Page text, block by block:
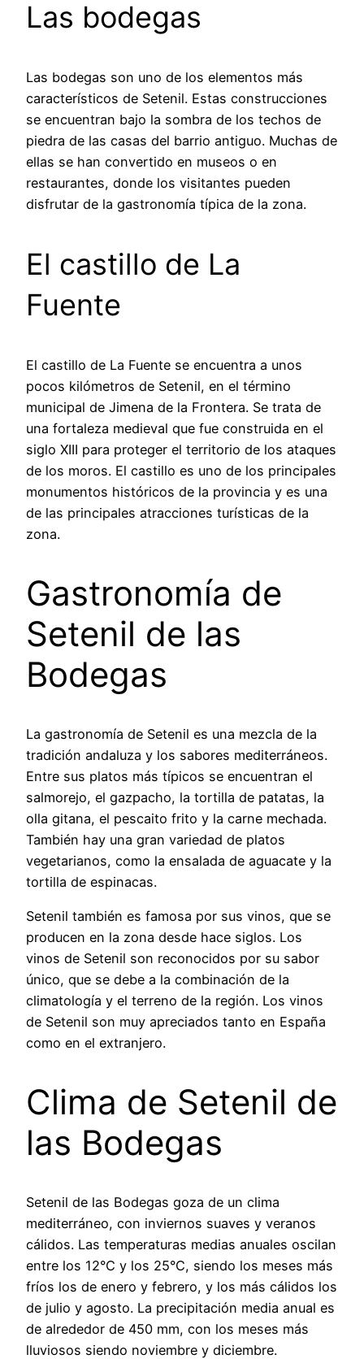
Las bodegas
Las bodegas son uno de los elementos más
característicos de Setenil. Estas construcciones
se encuentran bajo la sombra de los techos de
piedra de las casas del barrio antiguo. Muchas de
ellas se han convertido en museos o en
restaurantes, donde los visitantes pueden
disfrutar de la gastronomía típica de la zona.
El castillo de La
Fuente
El castillo de La Fuente se encuentra a unos
pocos kilómetros de Setenil, en el término
municipal de Jimena de la Frontera. Se trata de
una fortaleza medieval que fue construida en el
siglo XIII para proteger el territorio de los ataques
de los moros. El castillo es uno de los principales
monumentos históricos de la provincia y es una
de las principales atracciones turísticas de la
zona.
Gastronomía de
Setenil de las
Bodegas
La gastronomía de Setenil es una mezcla de la
tradición andaluza y los sabores mediterráneos.
Entre sus platos más típicos se encuentran el
salmorejo, el gazpacho, la tortilla de patatas, la
olla gitana, el pescaito frito y la carne mechada.
También hay una gran variedad de platos
vegetarianos, como la ensalada de aguacate y la
tortilla de espinacas.
Setenil también es famosa por sus vinos, que se
producen en la zona desde hace siglos. Los
vinos de Setenil son reconocidos por su sabor
único, que se debe a la combinación de la
climatología y el terreno de la región. Los vinos
de Setenil son muy apreciados tanto en España
como en el extranjero.
Clima de Setenil de
las Bodegas
Setenil de las Bodegas goza de un clima
mediterráneo, con inviernos suaves y veranos
cálidos. Las temperaturas medias anuales oscilan
entre los 12°C y los 25°C, siendo los meses más
fríos los de enero y febrero, y los más cálidos los
de julio y agosto. La precipitación media anual es
de alrededor de 450 mm, con los meses más
lluviosos siendo noviembre y diciembre.